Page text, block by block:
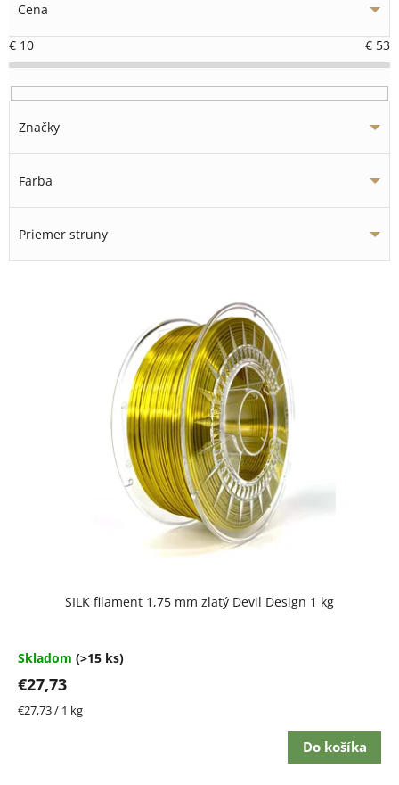
Cena
€ 10 € 53
Značky
Farba
Priemer struny
SILK filament 1,75 mm zlatý Devil Design 1 kg
hodnotenie
5,0
5
hviezdičiek.
Skladom (>15 ks)
€27,73
Jednotková
€27,73 / 1 kg
Do košíka